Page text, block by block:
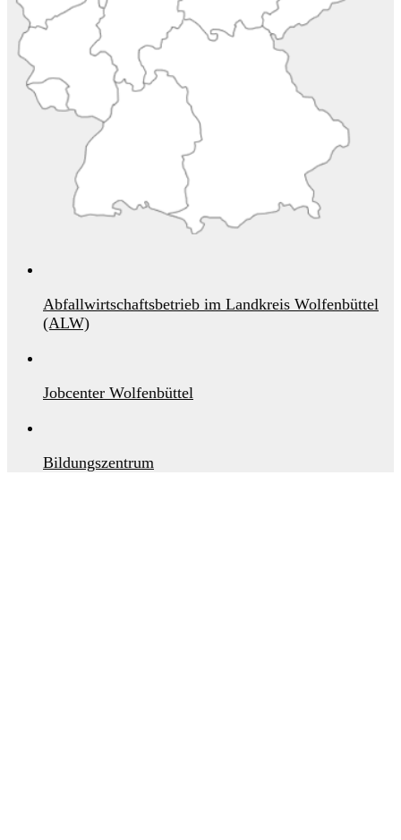
Abfallwirtschaftsbetrieb im Landkreis Wolfenbüttel
(ALW)
Jobcenter Wolfenbüttel
Bildungszentrum